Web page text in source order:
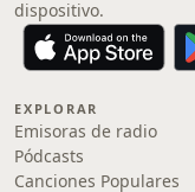
dispositivo.
EXPLORAR
Emisoras de radio
Pódcasts
Canciones Populares